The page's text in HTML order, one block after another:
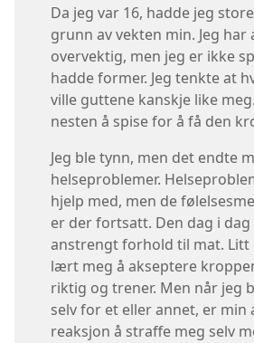
Da jeg var 16, hadde jeg
grunn av vekten min. Jeg
overvektig, men jeg er ikke
hadde former. Jeg tenkte at
ville guttene kanskje like
nesten å spise for å få den
Jeg ble tynn, men det endte
helseproblemer.
hjelp med, men de
er der fortsatt. Den dag i
anstrengt forhold til mat.
lært meg å akseptere
riktig og trener. Men når jeg
selv for et eller annet, er min
reaksjon å straffe meg selv